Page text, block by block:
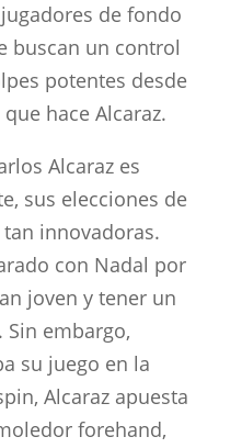
de fondo
buscan un control
potentes desde
hace Alcaraz.
Alcaraz es
sus elecciones de
innovadoras.
con Nadal por
joven y tener un
embargo,
su juego en la
Alcaraz apuesta
forehand,